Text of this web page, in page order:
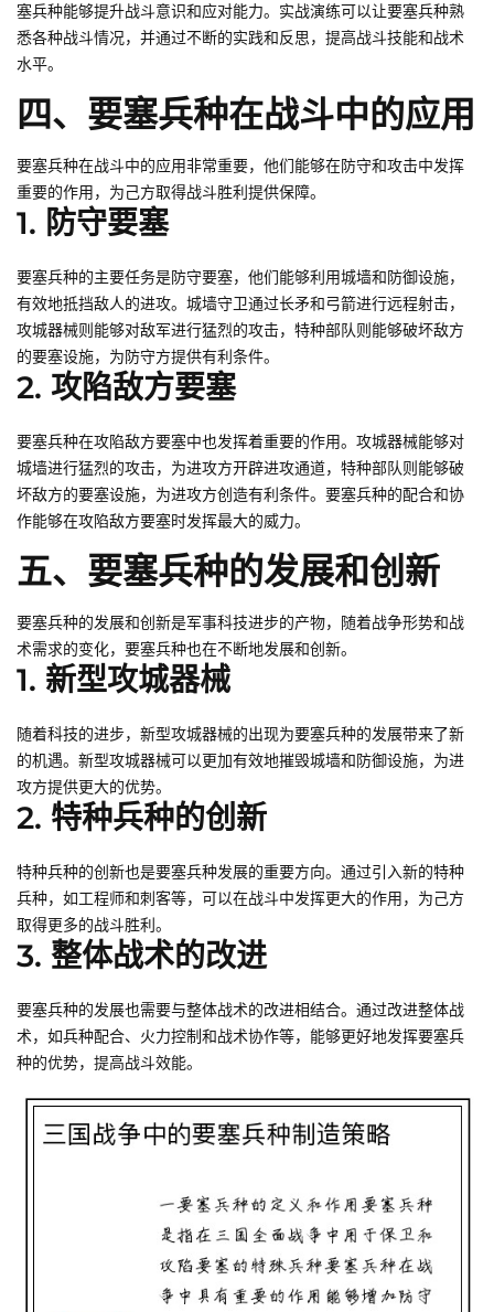
塞兵种能够提升战斗意识和应对能力。实战演练可以让要塞兵种熟
悉各种战斗情况，并通过不断的实践和反思，提高战斗技能和战术
水平。
四、要塞兵种在战斗中的应用
要塞兵种在战斗中的应用非常重要，他们能够在防守和攻击中发挥
重要的作用，为己方取得战斗胜利提供保障。
1. 防守要塞
要塞兵种的主要任务是防守要塞，他们能够利用城墙和防御设施，
有效地抵挡敌人的进攻。城墙守卫通过长矛和弓箭进行远程射击，
攻城器械则能够对敌军进行猛烈的攻击，特种部队则能够破坏敌方
的要塞设施，为防守方提供有利条件。
2. 攻陷敌方要塞
要塞兵种在攻陷敌方要塞中也发挥着重要的作用。攻城器械能够对
城墙进行猛烈的攻击，为进攻方开辟进攻通道，特种部队则能够破
坏敌方的要塞设施，为进攻方创造有利条件。要塞兵种的配合和协
作能够在攻陷敌方要塞时发挥最大的威力。
五、要塞兵种的发展和创新
要塞兵种的发展和创新是军事科技进步的产物，随着战争形势和战
术需求的变化，要塞兵种也在不断地发展和创新。
1. 新型攻城器械
随着科技的进步，新型攻城器械的出现为要塞兵种的发展带来了新
的机遇。新型攻城器械可以更加有效地摧毁城墙和防御设施，为进
攻方提供更大的优势。
2. 特种兵种的创新
特种兵种的创新也是要塞兵种发展的重要方向。通过引入新的特种
兵种，如工程师和刺客等，可以在战斗中发挥更大的作用，为己方
取得更多的战斗胜利。
3. 整体战术的改进
要塞兵种的发展也需要与整体战术的改进相结合。通过改进整体战
术，如兵种配合、火力控制和战术协作等，能够更好地发挥要塞兵
种的优势，提高战斗效能。